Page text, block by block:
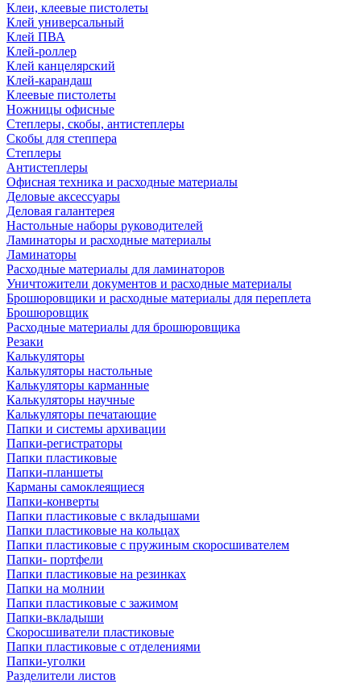
Клеи, клеевые пистолеты
Клей универсальный
Клей ПВА
Клей-роллер
Клей канцелярский
Клей-карандаш
Клеевые пистолеты
Ножницы офисные
Степлеры, скобы, антистеплеры
Скобы для степпера
Степлеры
Антистеплеры
Офисная техника и расходные материалы
Деловые аксессуары
Деловая галантерея
Настольные наборы руководителей
Ламинаторы и расходные материалы
Ламинаторы
Расходные материалы для ламинаторов
Уничтожители документов и расходные материалы
Брошюровщики и расходные материалы для переплета
Брошюровщик
Расходные материалы для брошюровщика
Резаки
Калькуляторы
Калькуляторы настольные
Калькуляторы карманные
Калькуляторы научные
Калькуляторы печатающие
Папки и системы архивации
Папки-регистраторы
Папки пластиковые
Папки-планшеты
Карманы самоклеящиеся
Папки-конверты
Папки пластиковые с вкладышами
Папки пластиковые на кольцах
Папки пластиковые с пружиным скоросшивателем
Папки- портфели
Папки пластиковые на резинках
Папки на молнии
Папки пластиковые с зажимом
Папки-вкладыши
Скоросшиватели пластиковые
Папки пластиковые с отделениями
Папки-уголки
Разделители листов